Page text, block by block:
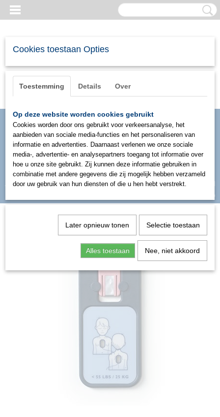
Inloggen Registreren
UW WINKELWAGEN
(0)
Cookies toestaan Opties
Toestemming Details Over
Op deze website worden cookies gebruikt
Cookies worden door ons gebruikt voor verkeersanalyse, het
aanbieden van sociale media-functies en het personaliseren van
informatie en advertenties. Daarnaast verlenen we onze sociale
media-, advertentie- en analysepartners toegang tot informatie over
hoe u onze site gebruikt. Zij kunnen deze informatie gebruiken in
combinatie met andere gegevens die zij mogelijk hebben verzameld
door uw gebruik van hun diensten of die u hen hebt verstrekt.
Later opnieuw tonen Selectie toestaan
Alles toestaan Nee, niet akkoord